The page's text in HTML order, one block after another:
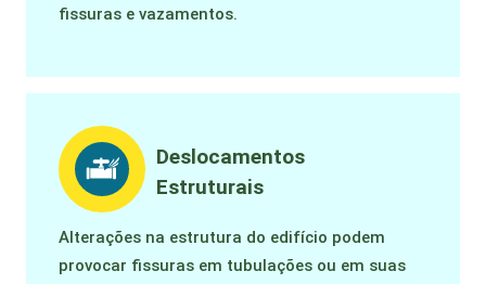
fissuras e vazamentos.
Deslocamentos
Estruturais
Alterações na estrutura do edifício podem
provocar fissuras em tubulações ou em suas